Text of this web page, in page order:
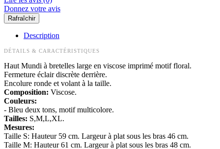
Donnez votre avis
Description
DÉTAILS & CARACTÉRISTIQUES
Haut Mundi à bretelles large en viscose imprimé motif floral.
Fermeture éclair discrète derrière.
Encolure ronde et volant à la taille.
Composition: Viscose.
Couleurs:
- Bleu deux tons, motif multicolore.
Tailles: S,M,L,XL.
Mesures:
Taille S: Hauteur 59 cm. Largeur à plat sous les bras 46 cm.
Taille M: Hauteur 61 cm. Largeur à plat sous les bras 48 cm.